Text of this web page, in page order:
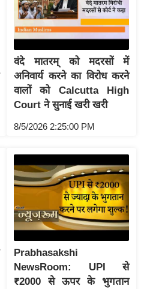
वंदे मातरम् को मदरसों में
अनिवार्य करने का विरोध करने
वालों को Calcutta High
Court ने सुनाई खरी खरी
8/5/2026 2:25:00 PM
Prabhasakshi
NewsRoom: UPI से
₹2000 से ऊपर के भुगतान